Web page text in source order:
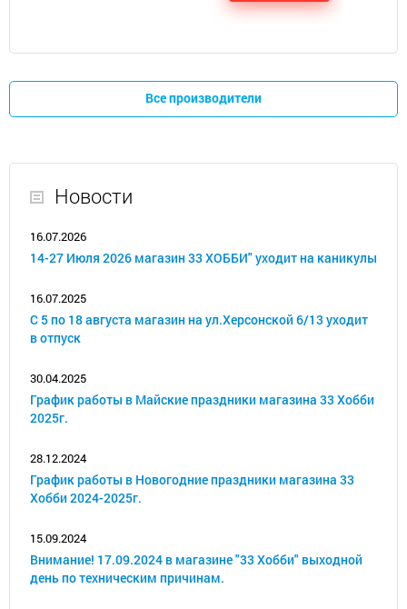
Все производители
Новости
16.07.2026
14-27 Июля 2026 магазин 33 ХОББИ" уходит на каникулы
16.07.2025
С 5 по 18 августа магазин на ул.Херсонской 6/13 уходит
в отпуск
30.04.2025
График работы в Майские праздники магазина 33 Хобби
2025г.
28.12.2024
График работы в Новогодние праздники магазина 33
Хобби 2024-2025г.
15.09.2024
Внимание! 17.09.2024 в магазине "33 Хобби" выходной
день по техническим причинам.